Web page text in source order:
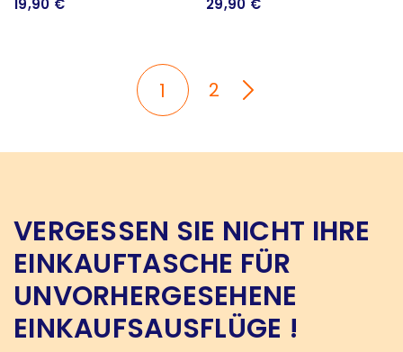
19,90 € 29,90 €
1 2
VERGESSEN SIE NICHT IHRE
EINKAUFTASCHE FÜR
UNVORHERGESEHENE
EINKAUFSAUSFLÜGE !